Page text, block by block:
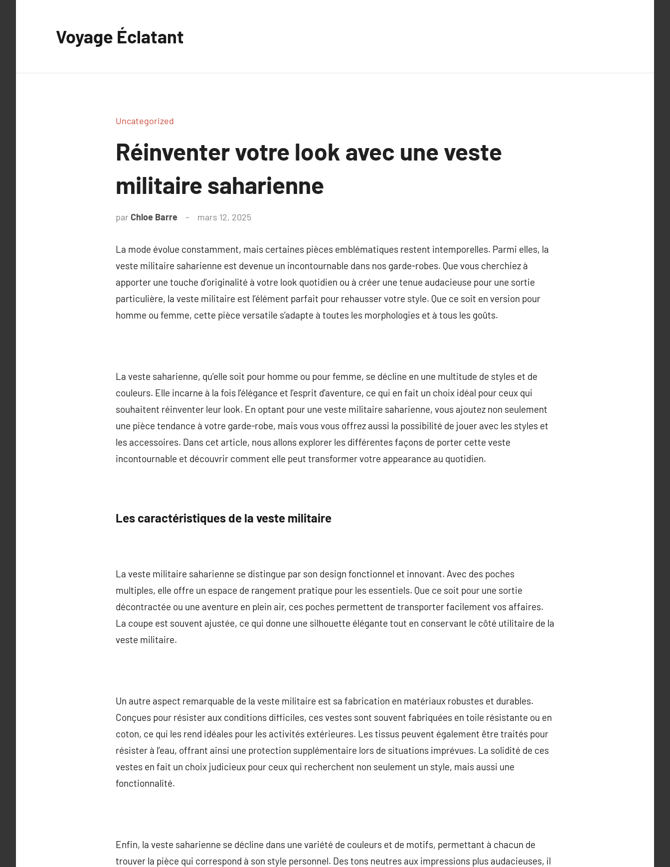
Voyage Éclatant
Uncategorized
Réinventer votre look avec une veste
militaire saharienne
par Chloe Barre mars 12, 2025
La mode évolue constamment, mais certaines pièces emblématiques restent intemporelles. Parmi elles, la
veste militaire saharienne est devenue un incontournable dans nos garde-robes. Que vous cherchiez à
apporter une touche d’originalité à votre look quotidien ou à créer une tenue audacieuse pour une sortie
particulière, la veste militaire est l’élément parfait pour rehausser votre style. Que ce soit en version pour
homme ou femme, cette pièce versatile s’adapte à toutes les morphologies et à tous les goûts.
La veste saharienne, qu’elle soit pour homme ou pour femme, se décline en une multitude de styles et de
couleurs. Elle incarne à la fois l’élégance et l’esprit d’aventure, ce qui en fait un choix idéal pour ceux qui
souhaitent réinventer leur look. En optant pour une veste militaire saharienne, vous ajoutez non seulement
une pièce tendance à votre garde-robe, mais vous vous offrez aussi la possibilité de jouer avec les styles et
les accessoires. Dans cet article, nous allons explorer les différentes façons de porter cette veste
incontournable et découvrir comment elle peut transformer votre appearance au quotidien.
Les caractéristiques de la veste militaire
La veste militaire saharienne se distingue par son design fonctionnel et innovant. Avec des poches
multiples, elle offre un espace de rangement pratique pour les essentiels. Que ce soit pour une sortie
décontractée ou une aventure en plein air, ces poches permettent de transporter facilement vos affaires.
La coupe est souvent ajustée, ce qui donne une silhouette élégante tout en conservant le côté utilitaire de la
veste militaire.
Un autre aspect remarquable de la veste militaire est sa fabrication en matériaux robustes et durables.
Conçues pour résister aux conditions difficiles, ces vestes sont souvent fabriquées en toile résistante ou en
coton, ce qui les rend idéales pour les activités extérieures. Les tissus peuvent également être traités pour
résister à l’eau, offrant ainsi une protection supplémentaire lors de situations imprévues. La solidité de ces
vestes en fait un choix judicieux pour ceux qui recherchent non seulement un style, mais aussi une
fonctionnalité.
Enfin, la veste saharienne se décline dans une variété de couleurs et de motifs, permettant à chacun de
trouver la pièce qui correspond à son style personnel. Des tons neutres aux impressions plus audacieuses, il